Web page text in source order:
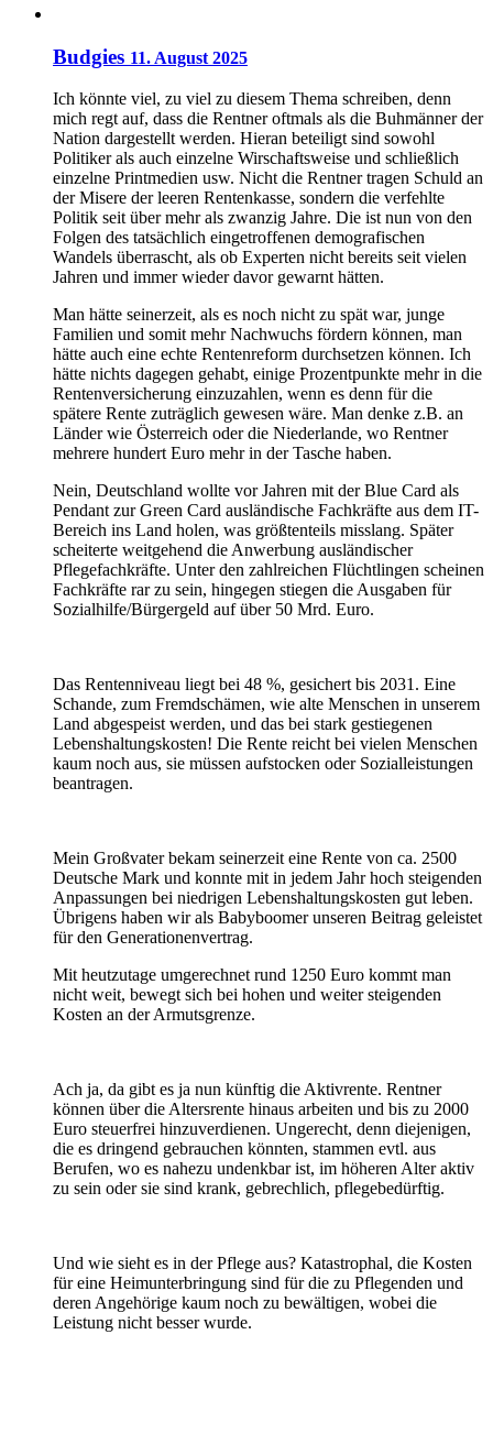
Budgies 11. August 2025
Ich könnte viel, zu viel zu diesem Thema schreiben, denn
mich regt auf, dass die Rentner oftmals als die Buhmänner der
Nation dargestellt werden. Hieran beteiligt sind sowohl
Politiker als auch einzelne Wirschaftsweise und schließlich
einzelne Printmedien usw. Nicht die Rentner tragen Schuld an
der Misere der leeren Rentenkasse, sondern die verfehlte
Politik seit über mehr als zwanzig Jahre. Die ist nun von den
Folgen des tatsächlich eingetroffenen demografischen
Wandels überrascht, als ob Experten nicht bereits seit vielen
Jahren und immer wieder davor gewarnt hätten.
Man hätte seinerzeit, als es noch nicht zu spät war, junge
Familien und somit mehr Nachwuchs fördern können, man
hätte auch eine echte Rentenreform durchsetzen können. Ich
hätte nichts dagegen gehabt, einige Prozentpunkte mehr in die
Rentenversicherung einzuzahlen, wenn es denn für die
spätere Rente zuträglich gewesen wäre. Man denke z.B. an
Länder wie Österreich oder die Niederlande, wo Rentner
mehrere hundert Euro mehr in der Tasche haben.
Nein, Deutschland wollte vor Jahren mit der Blue Card als
Pendant zur Green Card ausländische Fachkräfte aus dem IT-
Bereich ins Land holen, was größtenteils misslang. Später
scheiterte weitgehend die Anwerbung ausländischer
Pflegefachkräfte. Unter den zahlreichen Flüchtlingen scheinen
Fachkräfte rar zu sein, hingegen stiegen die Ausgaben für
Sozialhilfe/Bürgergeld auf über 50 Mrd. Euro.
Das Rentenniveau liegt bei 48 %, gesichert bis 2031. Eine
Schande, zum Fremdschämen, wie alte Menschen in unserem
Land abgespeist werden, und das bei stark gestiegenen
Lebenshaltungskosten! Die Rente reicht bei vielen Menschen
kaum noch aus, sie müssen aufstocken oder Sozialleistungen
beantragen.
Mein Großvater bekam seinerzeit eine Rente von ca. 2500
Deutsche Mark und konnte mit in jedem Jahr hoch steigenden
Anpassungen bei niedrigen Lebenshaltungskosten gut leben.
Übrigens haben wir als Babyboomer unseren Beitrag geleistet
für den Generationenvertrag.
Mit heutzutage umgerechnet rund 1250 Euro kommt man
nicht weit, bewegt sich bei hohen und weiter steigenden
Kosten an der Armutsgrenze.
Ach ja, da gibt es ja nun künftig die Aktivrente. Rentner
können über die Altersrente hinaus arbeiten und bis zu 2000
Euro steuerfrei hinzuverdienen. Ungerecht, denn diejenigen,
die es dringend gebrauchen könnten, stammen evtl. aus
Berufen, wo es nahezu undenkbar ist, im höheren Alter aktiv
zu sein oder sie sind krank, gebrechlich, pflegebedürftig.
Und wie sieht es in der Pflege aus? Katastrophal, die Kosten
für eine Heimunterbringung sind für die zu Pflegenden und
deren Angehörige kaum noch zu bewältigen, wobei die
Leistung nicht besser wurde.